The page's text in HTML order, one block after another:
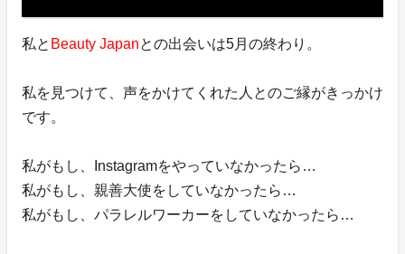
私と Beauty Japanとの出会いは5月の終わり。
私を見つけて、声をかけてくれた人とのご縁がきっかけ
です。
私がもし、Instagramをやっていなかったら…
私がもし、親善大使をしていなかったら…
私がもし、パラレルワーカーをしていなかったら…